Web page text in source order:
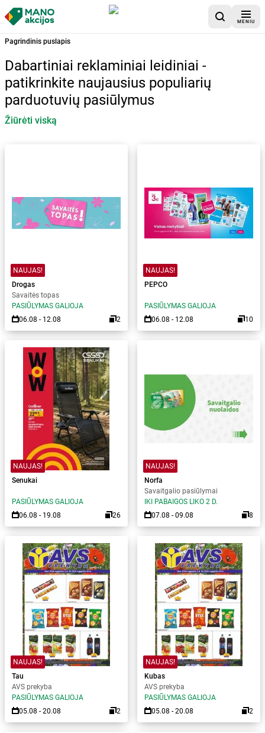
MENIU
Pagrindinis puslapis
Dabartiniai reklaminiai leidiniai -
patikrinkite naujausius populiarių
parduotuvių pasiūlymus
Žiūrėti viską
NAUJAS!
Drogas
Savaitės topas
PASIŪLYMAS GALIOJA
06.08 - 12.08
2
NAUJAS!
PEPCO
PASIŪLYMAS GALIOJA
06.08 - 12.08
10
NAUJAS!
Senukai
PASIŪLYMAS GALIOJA
06.08 - 19.08
26
NAUJAS!
Norfa
Savaitgalio pasiūlymai
IKI PABAIGOS LIKO 2 D.
07.08 - 09.08
8
NAUJAS!
Tau
AVS prekyba
PASIŪLYMAS GALIOJA
05.08 - 20.08
2
NAUJAS!
Kubas
AVS prekyba
PASIŪLYMAS GALIOJA
05.08 - 20.08
2